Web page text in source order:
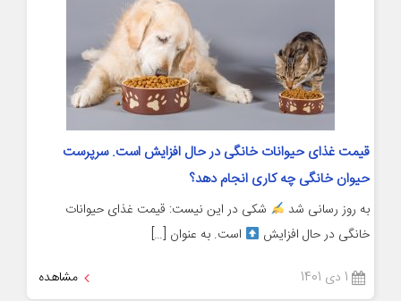
قیمت غذای حیوانات خانگی در حال افزایش است. سرپرست
حیوان خانگی چه کاری انجام دهد؟
به روز رسانی شد
شکی در این نیست: قیمت غذای حیوانات
خانگی در حال افزایش
است. به عنوان […]
مشاهده